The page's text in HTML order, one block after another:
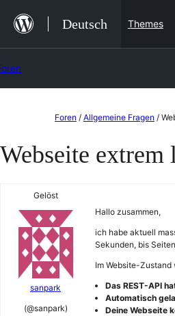
Inhalt
springen
Deutsch Themes
springen
Foren / Allgemeine Fragen /
Webseite
Gelöst
sanpark
(@sanpark)
Hallo zusammen,
ich habe aktuell
Sekunden, bis
Im Website-
Das REST-API
Automatisch
Deine Webseite